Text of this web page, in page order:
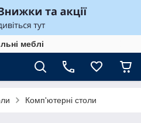
меблі
Комп'ютерні столи